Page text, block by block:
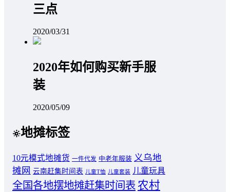
三点
2020/03/31
2020年如何购买新手服
装
2020/05/09
地摊标签
10元模式地摊货 一件代发 中老年服装 义乌地
摊网 云南赶集时间表 儿童T恤 儿童套装 儿童玩具
全国各地摆地摊赶集时间表 农村